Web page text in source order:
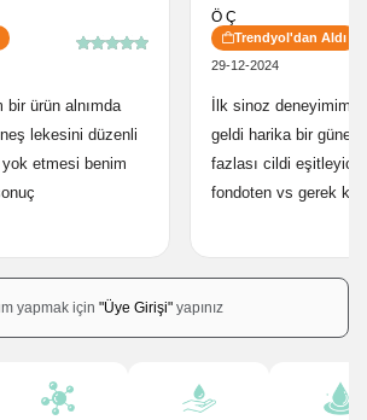
bir ürün alnımda
lekesini düzenli
etmesi benim
Ö Ç
Trendyol'dan Aldı
29-12-2024
İlk sinoz deneyimim
geldi harika bir güneş
fazlası cildi eşitleyici
fondoten vs gerek
yapmak için "Üye Girişi"yapınız